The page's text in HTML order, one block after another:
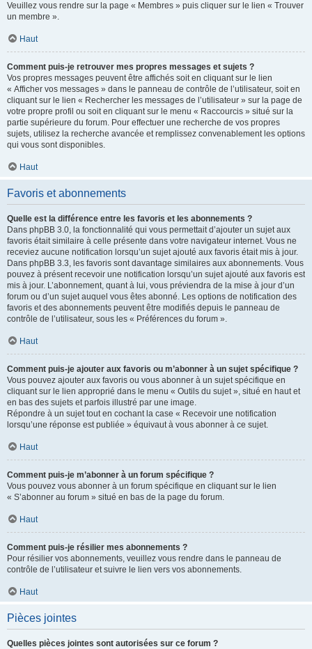
Veuillez vous rendre sur la page « Membres » puis cliquer sur le lien « Trouver
un membre ».
Haut
Comment puis-je retrouver mes propres messages et sujets ?
Vos propres messages peuvent être affichés soit en cliquant sur le lien
« Afficher vos messages » dans le panneau de contrôle de l’utilisateur, soit en
cliquant sur le lien « Rechercher les messages de l’utilisateur » sur la page de
votre propre profil ou soit en cliquant sur le menu « Raccourcis » situé sur la
partie supérieure du forum. Pour effectuer une recherche de vos propres
sujets, utilisez la recherche avancée et remplissez convenablement les options
qui vous sont disponibles.
Haut
Favoris et abonnements
Quelle est la différence entre les favoris et les abonnements ?
Dans phpBB 3.0, la fonctionnalité qui vous permettait d’ajouter un sujet aux
favoris était similaire à celle présente dans votre navigateur internet. Vous ne
receviez aucune notification lorsqu’un sujet ajouté aux favoris était mis à jour.
Dans phpBB 3.3, les favoris sont davantage similaires aux abonnements. Vous
pouvez à présent recevoir une notification lorsqu’un sujet ajouté aux favoris est
mis à jour. L’abonnement, quant à lui, vous préviendra de la mise à jour d’un
forum ou d’un sujet auquel vous êtes abonné. Les options de notification des
favoris et des abonnements peuvent être modifiés depuis le panneau de
contrôle de l’utilisateur, sous les « Préférences du forum ».
Haut
Comment puis-je ajouter aux favoris ou m’abonner à un sujet spécifique ?
Vous pouvez ajouter aux favoris ou vous abonner à un sujet spécifique en
cliquant sur le lien approprié dans le menu « Outils du sujet », situé en haut et
en bas des sujets et parfois illustré par une image.
Répondre à un sujet tout en cochant la case « Recevoir une notification
lorsqu’une réponse est publiée » équivaut à vous abonner à ce sujet.
Haut
Comment puis-je m’abonner à un forum spécifique ?
Vous pouvez vous abonner à un forum spécifique en cliquant sur le lien
« S’abonner au forum » situé en bas de la page du forum.
Haut
Comment puis-je résilier mes abonnements ?
Pour résilier vos abonnements, veuillez vous rendre dans le panneau de
contrôle de l’utilisateur et suivre le lien vers vos abonnements.
Haut
Pièces jointes
Quelles pièces jointes sont autorisées sur ce forum ?